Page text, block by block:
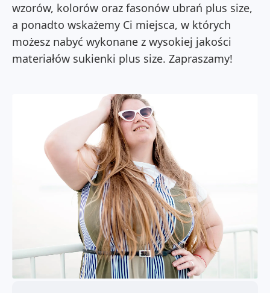
wzorów, kolorów oraz fasonów ubrań plus size,
a ponadto wskażemy Ci miejsca, w których
możesz nabyć wykonane z wysokiej jakości
materiałów sukienki plus size. Zapraszamy!